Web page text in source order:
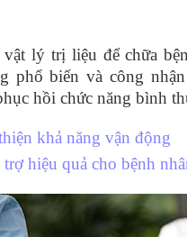
lý trị liệu để chữa
phổ biến và công
hồi chức năng bình
khả năng vận động
hiệu quả cho bệnh